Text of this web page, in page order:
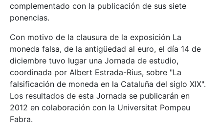
complementado con la publicación de sus siete
ponencias.
Con motivo de la clausura de la exposición La
moneda falsa, de la antigüedad al euro, el día 14 de
diciembre tuvo lugar una Jornada de estudio,
coordinada por Albert Estrada-Rius, sobre "La
falsificación de moneda en la Cataluña del siglo XIX".
Los resultados de esta Jornada se publicarán en
2012 en colaboración con la Universitat Pompeu
Fabra.